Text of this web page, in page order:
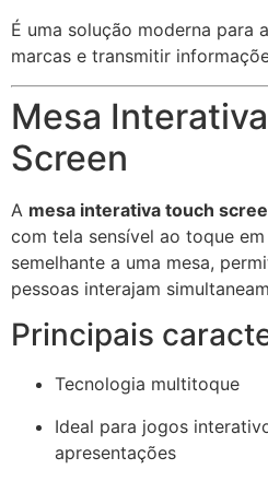
É uma solução moderna para
marcas e transmitir
Mesa
Screen
A mesa interativa touch
com tela sensível ao toque
semelhante a uma mesa,
pessoas interajam
Principais
Tecnologia multitoque
Ideal para jogos
apresentações